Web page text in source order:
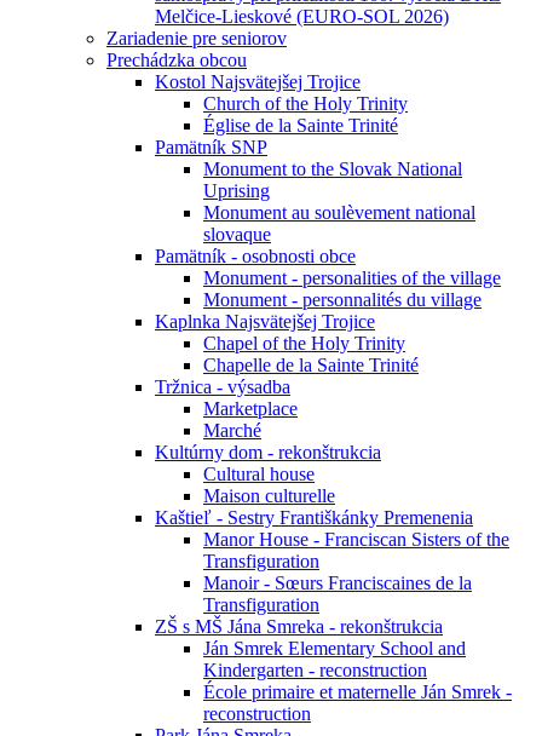
Melčice-Lieskové (EURO-SOL 2026)
Zariadenie pre seniorov
Prechádzka obcou
Kostol Najsvätejšej Trojice
Church of the Holy Trinity
Église de la Sainte Trinité
Pamätník SNP
Monument to the Slovak National
Uprising
Monument au soulèvement national
slovaque
Pamätník - osobnosti obce
Monument - personalities of the village
Monument - personnalités du village
Kaplnka Najsvätejšej Trojice
Chapel of the Holy Trinity
Chapelle de la Sainte Trinité
Tržnica - výsadba
Marketplace
Marché
Kultúrny dom - rekonštrukcia
Cultural house
Maison culturelle
Kaštieľ - Sestry Františkánky Premenenia
Manor House - Franciscan Sisters of the
Transfiguration
Manoir - Sœurs Franciscaines de la
Transfiguration
ZŠ s MŠ Jána Smreka - rekonštrukcia
Ján Smrek Elementary School and
Kindergarten - reconstruction
École primaire et maternelle Ján Smrek -
reconstruction